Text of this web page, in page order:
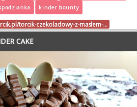
kinder bounty
torcik-czekoladowy-z-maslem-…
CAKE